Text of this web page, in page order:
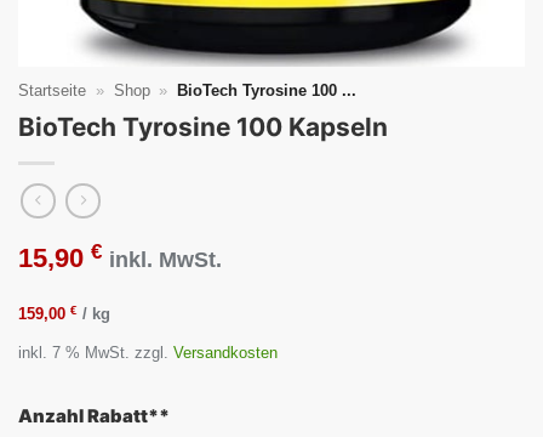
Startseite » Shop » BioTech Tyrosine 100 ...
BioTech Tyrosine 100 Kapseln
15,90 € inkl. MwSt.
159,00 € / kg
inkl. 7 % MwSt. zzgl. Versandkosten
Anzahl Rabatt**